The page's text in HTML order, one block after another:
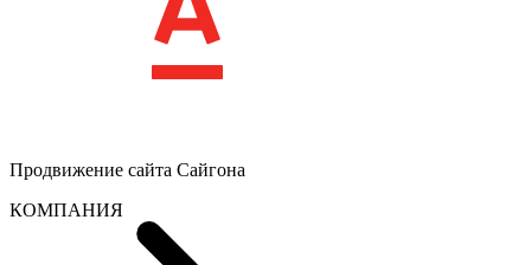
Продвижение сайта Сайгона
КОМПАНИЯ